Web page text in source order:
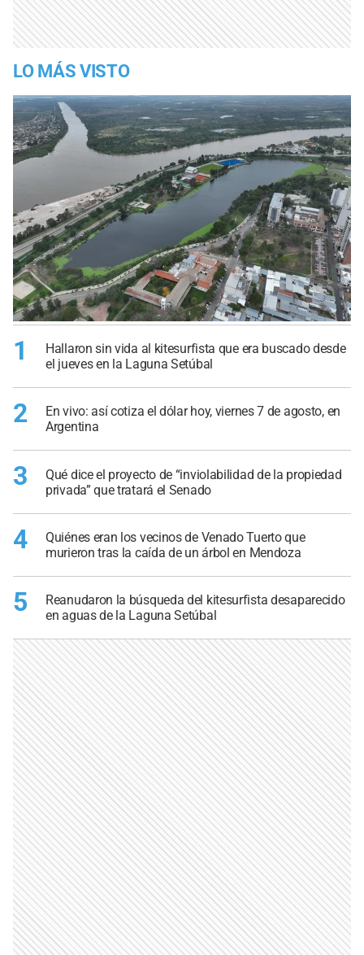
LO MÁS VISTO
1
Hallaron sin vida al kitesurfista que era buscado desde
el jueves en la Laguna Setúbal
2
En vivo: así cotiza el dólar hoy, viernes 7 de agosto, en
Argentina
3
Qué dice el proyecto de “inviolabilidad de la propiedad
privada” que tratará el Senado
4
Quiénes eran los vecinos de Venado Tuerto que
murieron tras la caída de un árbol en Mendoza
5
Reanudaron la búsqueda del kitesurfista desaparecido
en aguas de la Laguna Setúbal